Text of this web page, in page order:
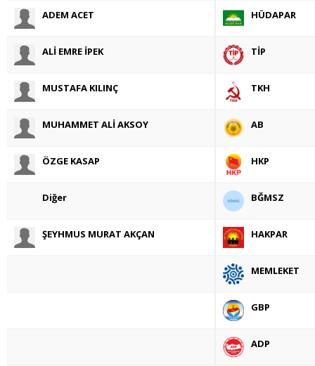
ADEM ACET HÜDAPAR
ALİ EMRE İPEK TİP
MUSTAFA KILINÇ TKH
MUHAMMET ALİ AKSOY AB
ÖZGE KASAP HKP
Diğer BĞMSZ
ŞEYHMUS MURAT AKÇAN HAKPAR
MEMLEKET
GBP
ADP